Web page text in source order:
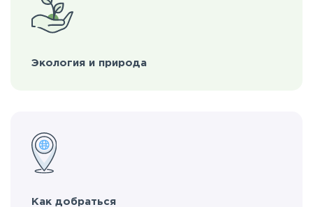
Экология и природа
Как добраться